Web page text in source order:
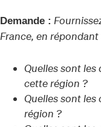
Demande :
France, en
Quelles sont les
cette région ?
Quelles sont les
région ?